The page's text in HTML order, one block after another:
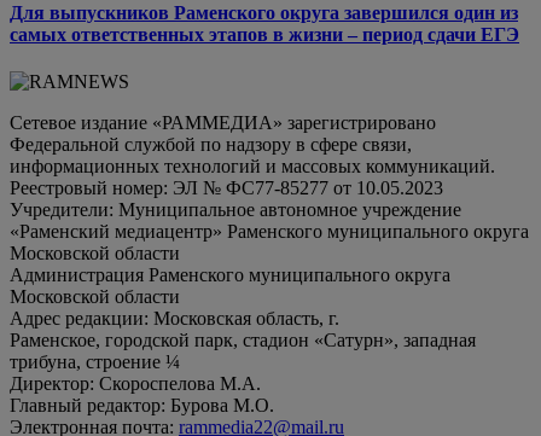
Для выпускников Раменского округа завершился один из
самых ответственных этапов в жизни – период сдачи ЕГЭ
Сетевое издание «РАММЕДИА» зарегистрировано
Федеральной службой по надзору в сфере связи,
информационных технологий и массовых коммуникаций.
Реестровый номер: ЭЛ № ФС77-85277 от 10.05.2023
Учредители: Муниципальное автономное учреждение
«Раменский медиацентр» Раменского муниципального округа
Московской области
Администрация Раменского муниципального округа
Московской области
Адрес редакции: Московская область, г.
Раменское, городской парк, стадион «Сатурн», западная
трибуна, строение ¼
Директор: Скороспелова М.А.
Главный редактор: Бурова М.О.
Электронная почта: rammedia22@mail.ru